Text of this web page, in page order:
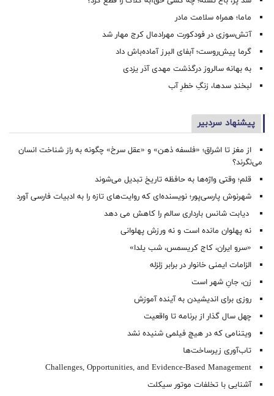
ماما؛ همراه سلامت مادر
آتش‌سوزی در فودکورت مهرادمال کرج مهار شد
گرما پیش‌روست؛ آبفای البرز آماده‌باش داد
به بهانه سالروز درگذشت مهدی آذر یزدی
لبخندِ سدها، زنگِ خطرِ آب
پیشنهاد سردبیر
از مغز تا اشراق؛ «فلسفه ذهن» و «عقل سرخ» چگونه به راز شناخت انسان
می‌نگرند؟
قلم؛ وقتی واژه‌ها به حافظه تاریخ تبدیل می‌شوند
شهرنوش پارسی‌پور؛ نویسنده‌ای که روایت‌های تازه را به ادبیات فارسی آورد
دیابت شانس بارداری سالم را کاهش می دهد
نه پهلوان مانده است و نه ورزش پهلوانی
«سرو ایران، کاج کریسمس، شب یلدا»
الزامات ایمنی خانوار در برابر زلزله
زن، جانِ شهر است
روزی برای اندیشیدن به آینده آموزش
چهل سال گذار از برنامه تا واقعیت
ویتنامی که در هیچ فیلمی شنیده نشد
تاب‌آوری زیرساخت‌ها
Challenges, Opportunities, and Evidence-Based Management
آشنایی با تخلفات موتور سیکلت